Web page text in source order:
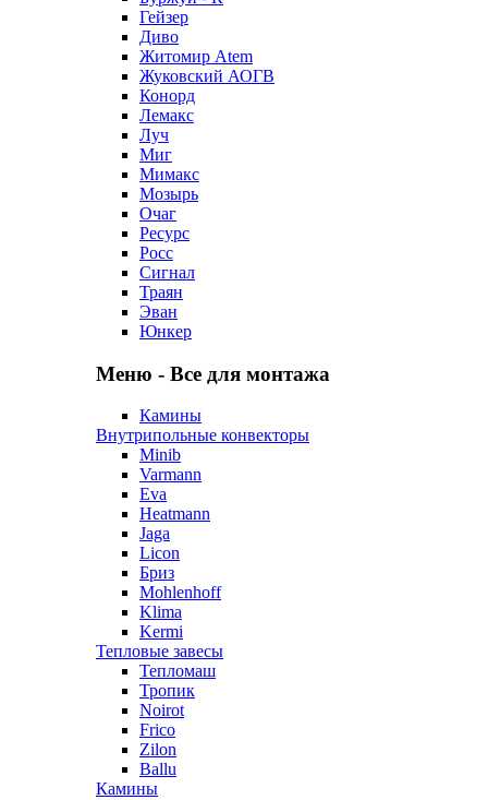
Гейзер
Диво
Житомир Аtem
Жуковский АОГВ
Конорд
Лемакс
Луч
Миг
Мимакс
Мозырь
Очаг
Ресурс
Росс
Сигнал
Траян
Эван
Юнкер
Меню - Все для монтажа
Камины
Внутрипольные конвекторы
Minib
Varmann
Eva
Heatmann
Jaga
Licon
Бриз
Mohlenhoff
Klima
Kermi
Тепловые завесы
Тепломаш
Тропик
Noirot
Frico
Zilon
Ballu
Камины